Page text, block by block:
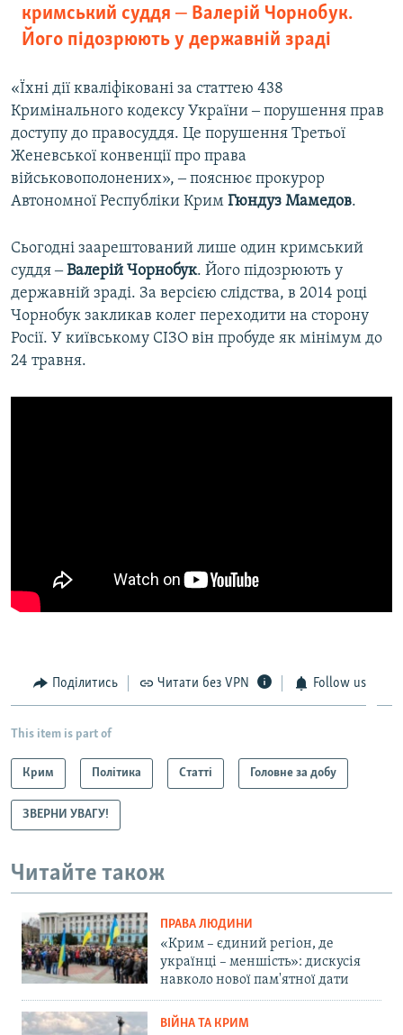
кримський суддя ‒ Валерій Чорнобук.
Його підозрюють у державній зраді
«Їхні дії кваліфіковані за статтею 438
Кримінального кодексу України ‒ порушення прав
доступу до правосуддя. Це порушення Третьої
Женевської конвенції про права
військовополонених», ‒ пояснює прокурор
Автономної Республіки Крим Гюндуз Мамедов.
Сьогодні заарештований лише один кримський
суддя ‒Валерій Чорнобук. Його підозрюють у
державній зраді. За версією слідства, в 2014 році
Чорнобук закликав колег переходити на сторону
Росії. У київському СІЗО він пробуде як мінімум до
24 травня.
Поділитись Читати без VPN Follow us
This item is part of
Крим Політика Статті Головне за добу
ЗВЕРНИ УВАГУ!
Читайте також
ПРАВА ЛЮДИНИ
«Крим – єдиний регіон, де
українці – меншість»: дискусія
навколо нової пам'ятної дати
ВІЙНА ТА КРИМ